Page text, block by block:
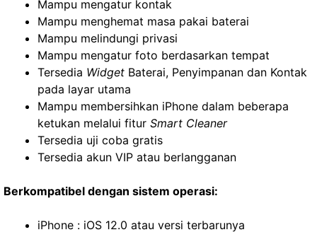
Mampu mengatur kontak
Mampu menghemat masa pakai baterai
Mampu melindungi privasi
Mampu mengatur foto berdasarkan tempat
Tersedia Widget Baterai, Penyimpanan dan Kontak
pada layar utama
Mampu membersihkan iPhone dalam beberapa
ketukan melalui fitur Smart Cleaner
Tersedia uji coba gratis
Tersedia akun VIP atau berlangganan
Berkompatibel dengan sistem operasi:
iPhone : iOS 12.0 atau versi terbarunya